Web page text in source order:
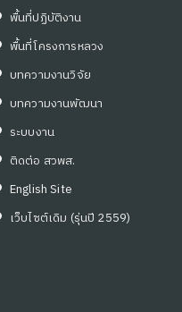
พื้นที่ปฏิบัติงาน
พื้นที่โครงการหลวง
บทความงานวิจัย
บทความงานพัฒนา
ระบบงาน
ติดต่อ สวพส.
English Site
เว็บไซต์เดิม (รุ่นปี 2559)